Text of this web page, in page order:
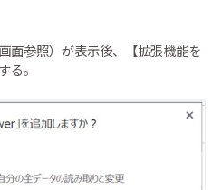
面参照）が表示後、【拡張機能を
る。